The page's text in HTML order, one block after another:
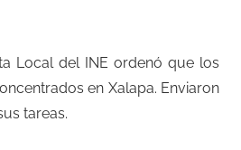
Local del INE ordenó que los
en Xalapa. Enviaron
tareas.